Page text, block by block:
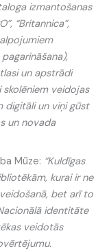
izmantošanas
“Britannica”,
un apstrādi
veidojas
digitāli un viņi gūst
un novada
Mūze: “Kuldīgas
kurai ir ne
bet arī to
identitāte
veidotās